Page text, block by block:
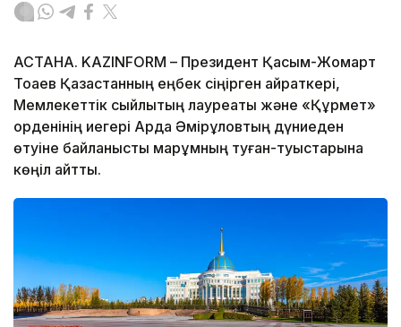
АСТАНА. KAZINFORM – Президент Қасым-Жомарт
Тоқаев Қазақстанның еңбек сіңірген қайраткері,
Мемлекеттік сыйлықтың лауреаты және «Құрмет»
орденінің иегері Ардақ Әмірқұловтың дүниеден
өтуіне байланысты марқұмның туған-туыстарына
көңіл айтты.